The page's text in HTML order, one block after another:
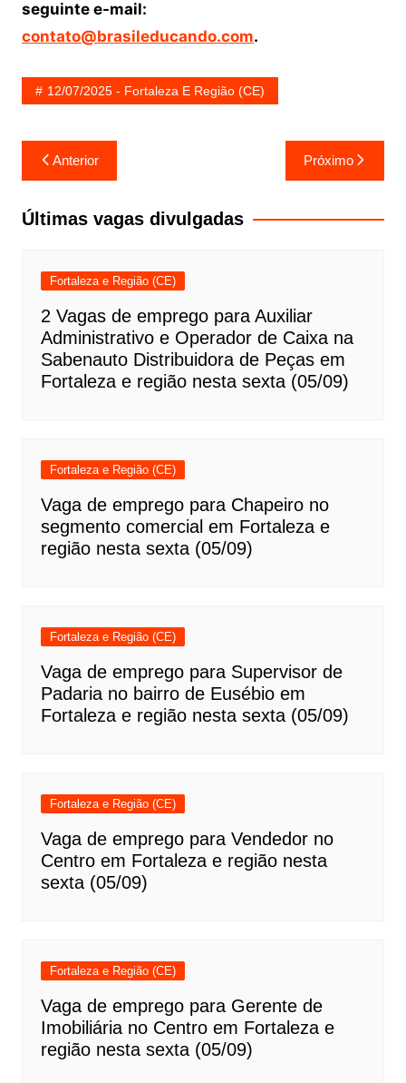
seguinte e-mail:
contato@brasileducando.com.
12/07/2025 - Fortaleza E Região (CE)
Navegação
de
Post
Anterior Próximo
Últimas vagas divulgadas
Fortaleza e Região (CE)
2 Vagas de emprego para Auxiliar
Administrativo e Operador de Caixa na
Sabenauto Distribuidora de Peças em
Fortaleza e região nesta sexta (05/09)
Fortaleza e Região (CE)
Vaga de emprego para Chapeiro no
segmento comercial em Fortaleza e
região nesta sexta (05/09)
Fortaleza e Região (CE)
Vaga de emprego para Supervisor de
Padaria no bairro de Eusébio em
Fortaleza e região nesta sexta (05/09)
Fortaleza e Região (CE)
Vaga de emprego para Vendedor no
Centro em Fortaleza e região nesta
sexta (05/09)
Fortaleza e Região (CE)
Vaga de emprego para Gerente de
Imobiliária no Centro em Fortaleza e
região nesta sexta (05/09)